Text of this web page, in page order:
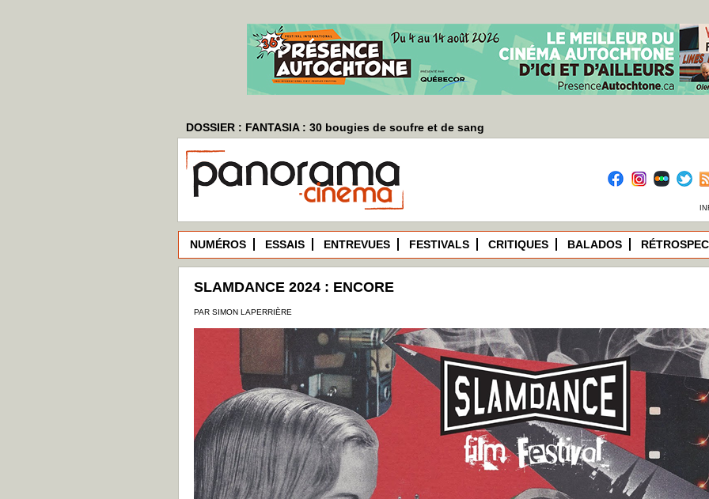
DOSSIER : FANTASIA : 30 bougies de soufre et de sang
NUMÉROS ESSAIS ENTREVUES FESTIVALS CRITIQUES BALADOS
SLAMDANCE 2024 : ENCORE
PAR SIMON LAPERRIÈRE